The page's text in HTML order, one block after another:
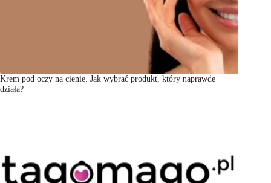
Krem pod oczy na cienie. Jak wybrać produkt, który naprawdę
działa?